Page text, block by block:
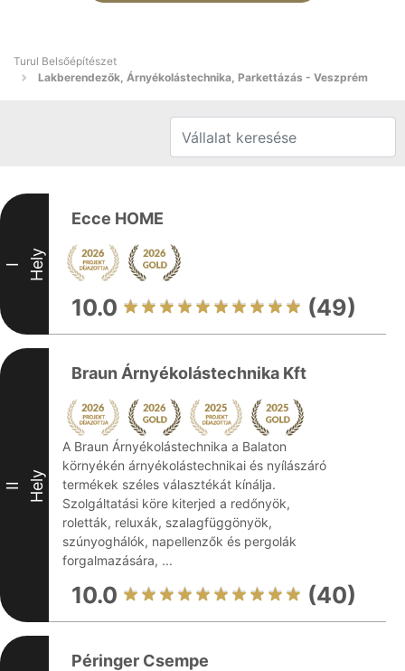
Turul Belsőépítészet
Lakberendezők, Árnyékolástechnika, Parkettázás - Veszprém
I Hely
Ecce HOME
10.0 (49)
II Hely
Braun Árnyékolástechnika Kft
A Braun Árnyékolástechnika a Balaton
környékén árnyékolástechnikai és nyílászáró
termékek széles választékát kínálja.
Szolgáltatási köre kiterjed a redőnyök,
roletták, reluxák, szalagfüggönyök,
szúnyoghálók, napellenzők és pergolák
forgalmazására, ...
10.0 (40)
Péringer Csempe